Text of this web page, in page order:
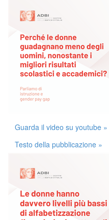
Guarda il video su youtube »
Testo della pubblicazione »